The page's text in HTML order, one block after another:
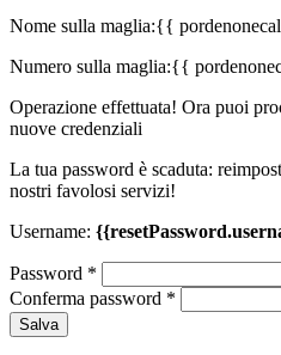
Nome sulla maglia:{{
Numero sulla maglia:{{
Operazione effettuata! Ora puoi
nuove credenziali
La tua password è scaduta:
nostri favolosi servizi!
Username:
Password *
Conferma password *
Salva